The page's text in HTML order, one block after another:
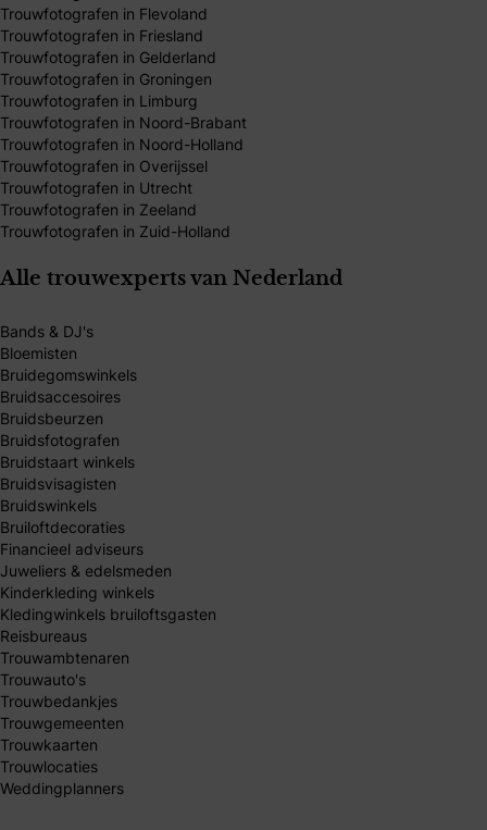
Trouwfotografen in Flevoland
Trouwfotografen in Friesland
Trouwfotografen in Gelderland
Trouwfotografen in Groningen
Trouwfotografen in Limburg
Trouwfotografen in Noord-Brabant
Trouwfotografen in Noord-Holland
Trouwfotografen in Overijssel
Trouwfotografen in Utrecht
Trouwfotografen in Zeeland
Trouwfotografen in Zuid-Holland
Alle trouwexperts van Nederland
Bands & DJ's
Bloemisten
Bruidegomswinkels
Bruidsaccesoires
Bruidsbeurzen
Bruidsfotografen
Bruidstaart winkels
Bruidsvisagisten
Bruidswinkels
Bruiloftdecoraties
Financieel adviseurs
Juweliers & edelsmeden
Kinderkleding winkels
Kledingwinkels bruiloftsgasten
Reisbureaus
Trouwambtenaren
Trouwauto's
Trouwbedankjes
Trouwgemeenten
Trouwkaarten
Trouwlocaties
Weddingplanners